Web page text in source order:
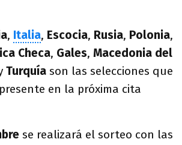
, Italia, Escocia, Rusia, Polonia,
Checa, Gales, Macedonia del
Turquía son las selecciones que
en la próxima cita
se realizará el sorteo con las